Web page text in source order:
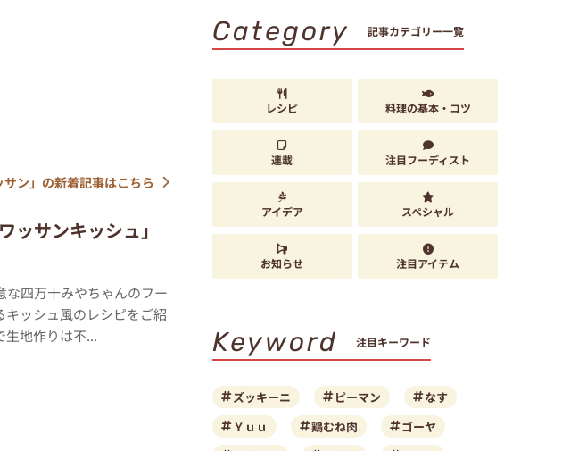
サン」の新着記事はこちら
ッサンキッシュ」
な四万十みやちゃんのフー
ッシュ風のレシピをご紹
生地作りは不...
Category 記事カテゴリー一覧
レシピ 料理の基本・コツ
連載 注目フーディスト
アイデア スペシャル
お知らせ 注目アイテム
Keyword 注目キーワード
ズッキーニ ピーマン
なす
Ｙｕｕ
鶏むね肉
ゴーヤ